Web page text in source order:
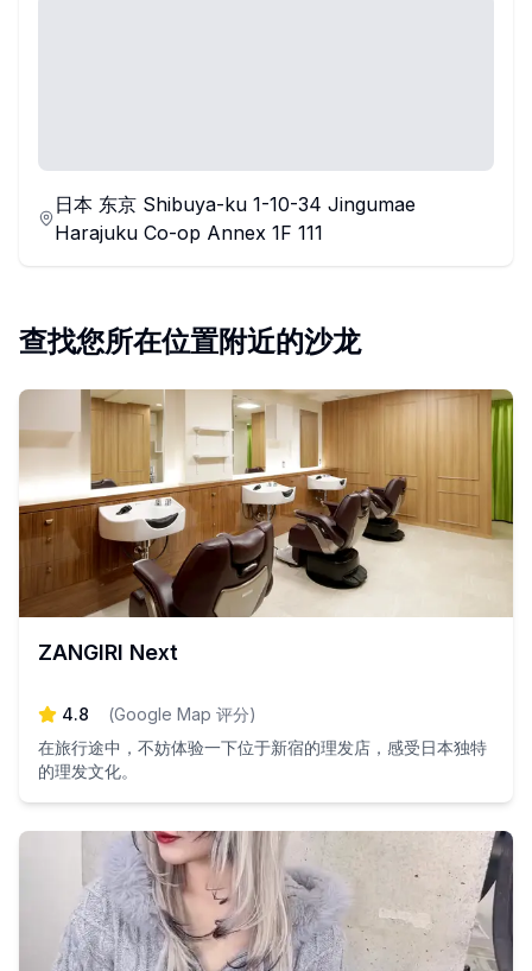
日本 东京 Shibuya-ku 1-10-34 Jingumae
Harajuku Co-op Annex 1F 111
查找您所在位置附近的沙龙
ZANGIRI Next
4.8 (Google Map 评分)
在旅行途中，不妨体验一下位于新宿的理发店，感受日本独特
的理发文化。